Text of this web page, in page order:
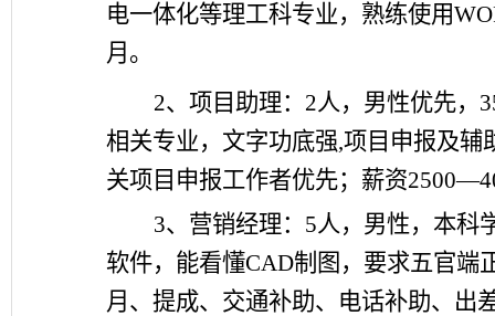
电一体化等理工科专业，熟练使用
月 。
2、项目助理： 2人，男性优先，
相关专业，文字功底强,项目申报及辅
关项目申报工作者优先；薪资2500—
3、营销经理： 5人，男性，本科
软件，能看懂CAD制图，要求五官端
月、提成、交通补助、电话补助、出